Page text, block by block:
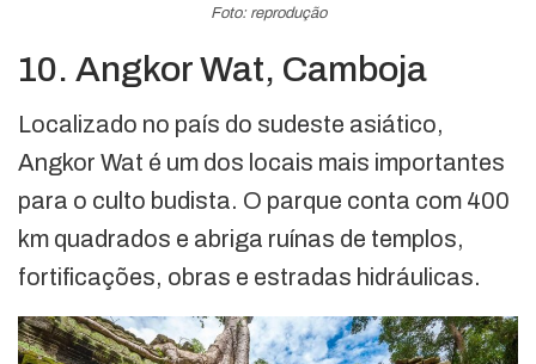
Foto: reprodução
10. Angkor Wat, Camboja
Localizado no país do sudeste asiático,
Angkor Wat é um dos locais mais importantes
para o culto budista. O parque conta com 400
km quadrados e abriga ruínas de templos,
fortificações, obras e estradas hidráulicas.